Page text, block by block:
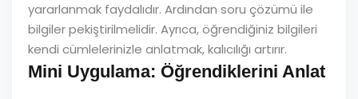
yararlanmak faydalıdır. Ardından soru çözümü ile
bilgiler pekiştirilmelidir. Ayrıca, öğrendiğiniz bilgileri
kendi cümlelerinizle anlatmak, kalıcılığı artırır.
Mini Uygulama: Öğrendiklerini Anlat